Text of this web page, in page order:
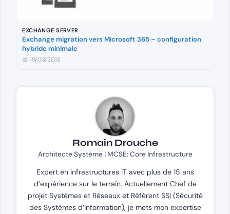
EXCHANGE SERVER
Exchange migration vers Microsoft 365 – configuration
hybride minimale
📅 19/03/2018
Romain Drouche
Architecte Système | MCSE: Core Infrastructure
Expert en infrastructures IT avec plus de 15 ans
d’expérience sur le terrain. Actuellement Chef de
projet Systèmes et Réseaux et Référent SSI (Sécurité
des Systèmes d’Information), je mets mon expertise